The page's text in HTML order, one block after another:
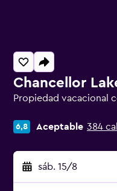
Chancellor
Propiedad vacacional
6,8 Aceptable 384
sáb. 15/8